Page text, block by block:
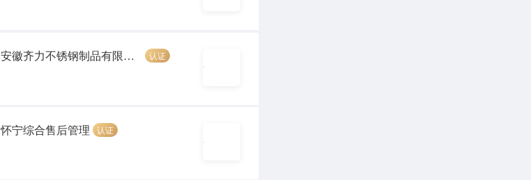
安徽齐力不锈钢制品有限公司 认证
怀宁综合售后管理 认证